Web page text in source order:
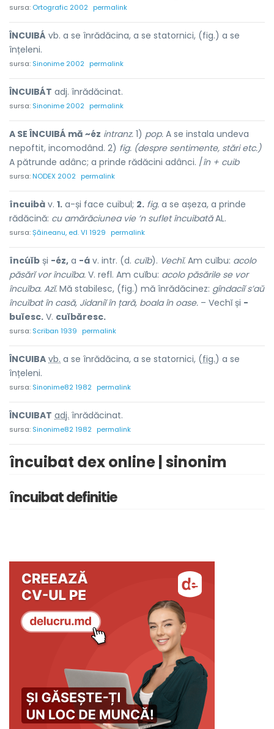
sursa: Ortografic 2002 permalink
ÎNCUIBÁ vb. a se înrădăcina, a se statornici, (fig.) a se
înțeleni.
sursa: Sinonime 2002 permalink
ÎNCUIBÁT adj. înrădăcinat.
sursa: Sinonime 2002 permalink
A SE ÎNCUIBÁ mă ~éz intranz. 1) pop. A se instala undeva
nepoftit, incomodând. 2) fig. (despre sentimente, stări etc.)
A pătrunde adânc; a prinde rădăcini adânci. /în + cuib
sursa:NODEX 2002 permalink
încuibà v. 1. a-și face cuibul; 2. fig. a se așeza, a prinde
rădăcină: cu amărăciunea vie ’n suflet încuibatăAL.
sursa:Șăineanu, ed. VI 1929 permalink
încúĭb și -éz, a -á v. intr. (d. cuĭb). Vechĭ. Am cuĭbu: acolo
păsărĭ vor încuĭba. V. refl. Am cuĭbu: acolo păsările se vor
încuĭba. Azĭ. Mă stabilesc, (fig.) mă înrădăcinez: gîndaciĭ s’aŭ
încuĭbat în casă, Jidaniĭ în țară, boala în oase. – Vechĭ și -
buĭesc. V. cuĭbăresc.
sursa: Scriban 1939 permalink
ÎNCUIBA vb. a se înrădăcina, a se statornici, (fig.) a se
înțeleni.
sursa: Sinonime82 1982 permalink
ÎNCUIBAT adj. înrădăcinat.
sursa: Sinonime82 1982 permalink
încuibat dex online | sinonim
încuibat definitie